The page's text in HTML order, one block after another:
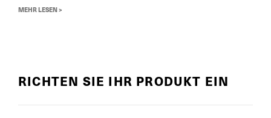
MEHR LESEN >
RICHTEN SIE IHR PRODUKT EIN